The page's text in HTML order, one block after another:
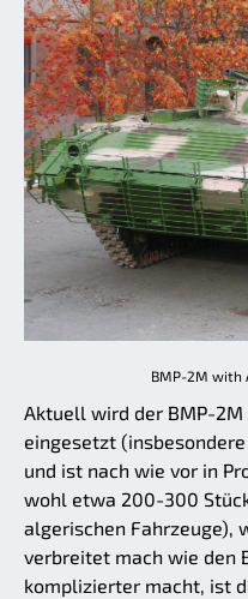
BMP-2M with
Aktuell wird der BMP-
eingesetzt
und ist nach wie vor in
wohl etwa 200-300
algerischen Fahrzeuge),
verbreitet mach wie den
komplizierter macht, ist